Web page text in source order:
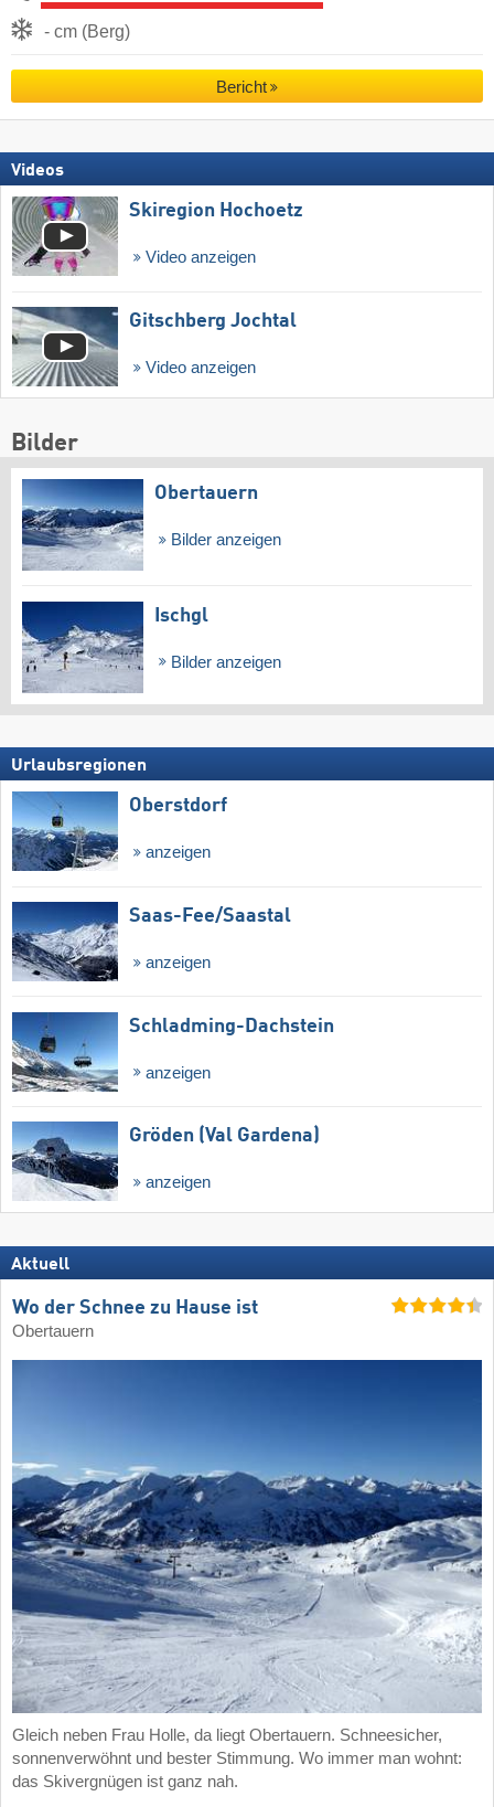
- cm (Berg)
Bericht
Videos
Skiregion Hochoetz
Video anzeigen
Gitschberg Jochtal
Video anzeigen
Bilder
Obertauern
Bilder anzeigen
Ischgl
Bilder anzeigen
Urlaubsregionen
Oberstdorf
anzeigen
Saas-Fee/​Saastal
anzeigen
Schladming-Dachstein
anzeigen
Gröden (Val Gardena)
anzeigen
Aktuell
Wo der Schnee zu Hause ist
Obertauern
Gleich neben Frau Holle, da liegt Obertauern. Schneesicher,
sonnenverwöhnt und bester Stimmung. Wo immer man wohnt:
das Skivergnügen ist ganz nah.